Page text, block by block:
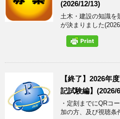
(2026/12/13)
土木・建設の知識を
が決まりました
【終了】2026年
記試験編】(2026/
・定刻までにQRコ
加の方、及び視聴条